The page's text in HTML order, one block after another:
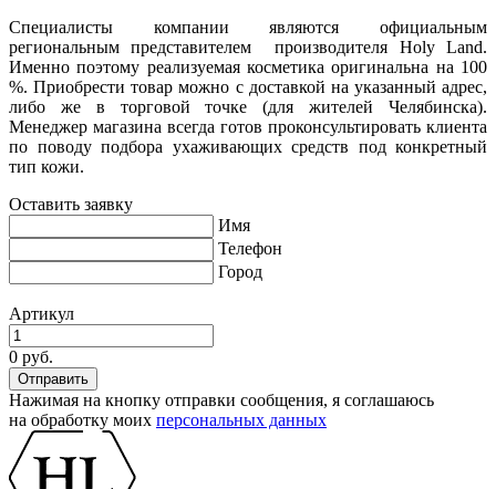
Специалисты компании являются официальным
региональным представителем производителя Holy Land.
Именно поэтому реализуемая косметика оригинальна на 100
%. Приобрести товар можно с доставкой на указанный адрес,
либо же в торговой точке (для жителей Челябинска).
Менеджер магазина всегда готов проконсультировать клиента
по поводу подбора ухаживающих средств под конкретный
тип кожи.
Оставить заявку
Имя
Телефон
Город
Артикул
0 руб.
Нажимая на кнопку отправки сообщения, я соглашаюсь
на обработку моих персональных данных